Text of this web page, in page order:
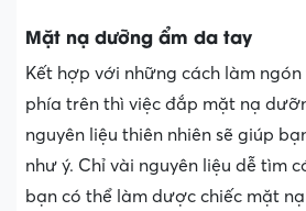
Mặt nạ dưỡng ẩm da tay
Kết hợp với những cách làm
phía trên thì việc đắp mặt nạ
nguyên liệu thiên nhiên sẽ giúp
như ý. Chỉ vài nguyên liệu dễ tìm
bạn có thể làm dược chiếc mặt